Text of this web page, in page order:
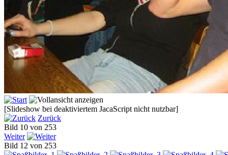
[Slideshow bei deaktiviertem JacaScript nicht nutzbar]
Zurück
Bild 10 von 253
Weiter
Bild 12 von 253